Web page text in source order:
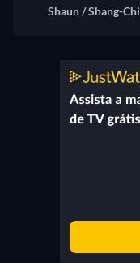
Shaun / Shang-Chi